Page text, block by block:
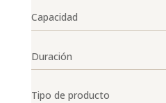
Capacidad
Duración
Tipo de producto